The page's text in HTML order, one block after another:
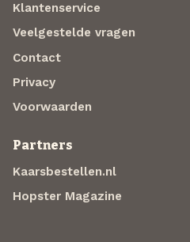
Klantenservice
Veelgestelde vragen
Contact
Privacy
Voorwaarden
Partners
Kaarsbestellen.nl
Hopster Magazine